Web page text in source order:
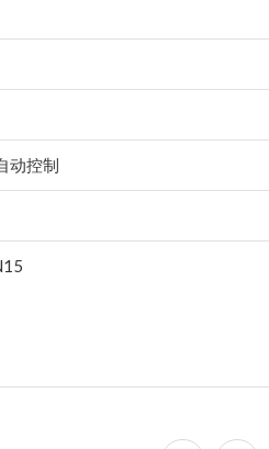
动控制